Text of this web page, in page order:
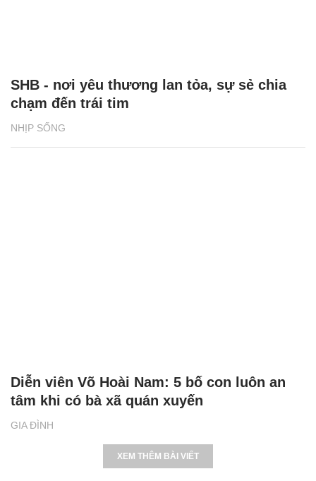
NHỊP SỐNG
SHB - nơi yêu thương lan tỏa, sự sẻ chia
chạm đến trái tim
GIA ĐÌNH
Diễn viên Võ Hoài Nam: 5 bố con luôn an
tâm khi có bà xã quán xuyến
XEM THÊM BÀI VIẾT